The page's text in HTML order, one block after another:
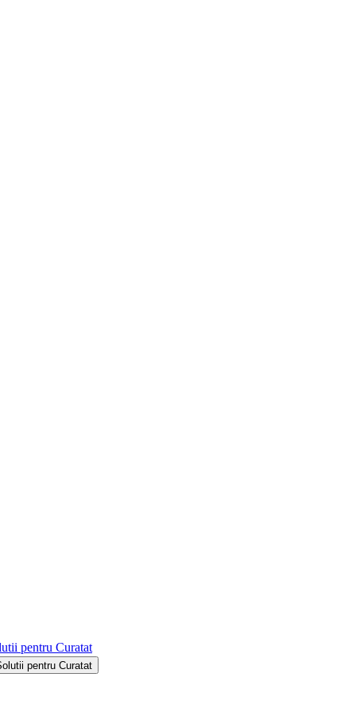
pentru Curatat
pentru Curatat